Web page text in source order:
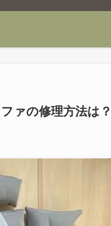
ァの修理方法は